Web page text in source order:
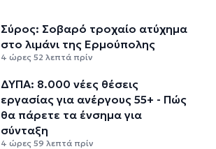
Σύρος: Σοβαρό τροχαίο ατύχημα
στο λιμάνι της Ερμούπολης
4 ώρες 52 λεπτά πρίν
ΔΥΠΑ: 8.000 νέες θέσεις
εργασίας για ανέργους 55+ - Πώς
θα πάρετε τα ένσημα για
σύνταξη
4 ώρες 59 λεπτά πρίν